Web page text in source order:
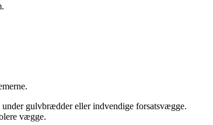
gulvbrædder eller indvendige forsatsvægge.
vægge.